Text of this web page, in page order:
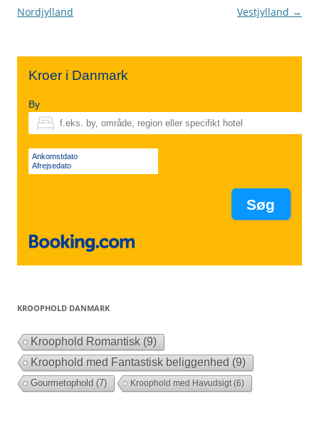
Nordjylland
Vestjylland →
Kroer i Danmark
By
Ankomstdato
Afrejsedato
KROOPHOLD DANMARK
Kroophold Romantisk (9)
Kroophold med Fantastisk beliggenhed (9)
Gourmetophold (7) Kroophold med Havudsigt(6)